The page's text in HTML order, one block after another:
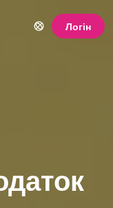
Логін